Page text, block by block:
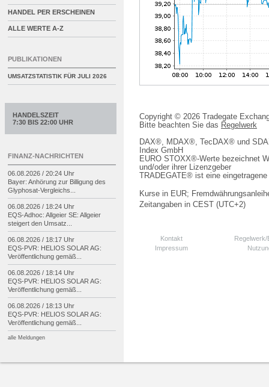
Copyright © 2026 Tradegate
Bitte beachten Sie das Regelwerk
DAX®, MDAX®, TecDAX® und
Index GmbH
EURO STOXX®-Werte bezeichnet
und/oder ihrer Lizenzgeber
TRADEGATE® ist eine
Kurse in EUR;
Zeitangaben in CEST (UTC+2)
Kontakt
Impressum
HANDEL PER ERSCHEINEN
ALLE WERTE A-Z
PUBLIKATIONEN
UMSATZSTATISTIK FÜR JULI 2026
HANDELSZEIT
7:30 BIS 22:00 UHR
FINANZ-NACHRICHTEN
06.08.2026 / 20:24 Uhr
Bayer: Anhörung zur Billigung des
Glyphosat-Vergleichs...
06.08.2026 / 18:24 Uhr
EQS-Adhoc: Allgeier SE: Allgeier
steigert den Umsatz...
06.08.2026 / 18:17 Uhr
EQS-PVR: HELIOS SOLAR AG:
Veröffentlichung gemäß...
06.08.2026 / 18:14 Uhr
EQS-PVR: HELIOS SOLAR AG:
Veröffentlichung gemäß...
06.08.2026 / 18:13 Uhr
EQS-PVR: HELIOS SOLAR AG:
Veröffentlichung gemäß...
alle Meldungen